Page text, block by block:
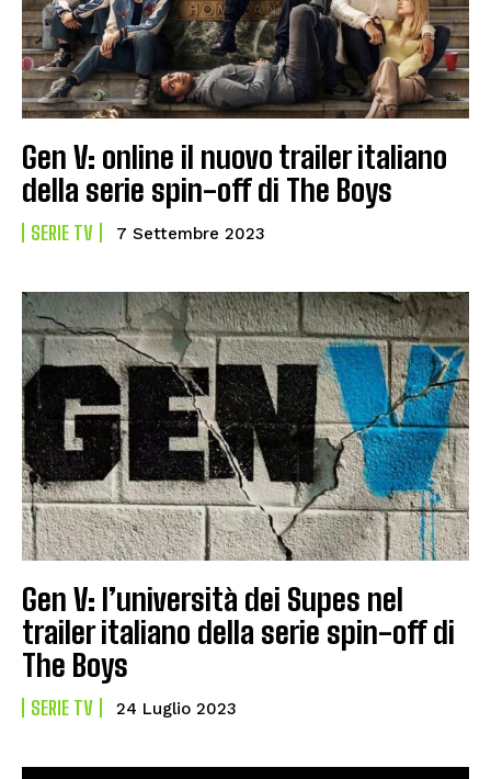
Gen V: online il nuovo trailer italiano
della serie spin-off di The Boys
SERIE TV 7 Settembre 2023
Gen V: l’università dei Supes nel
trailer italiano della serie spin-off di
The Boys
SERIE TV 24 Luglio 2023